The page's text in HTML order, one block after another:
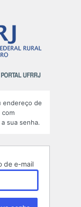
endereço de
com
sua senha.
de e-mail